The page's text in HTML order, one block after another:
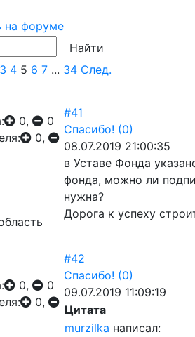
на форуме
3 4 5 6 7 ... 34 След.
0,
0
0,
#41
Спасибо! (0)
08.07.2019 21:00:35
в Уставе Фонда
фонда, можно ли
нужна?
Дорога к успеху
0,
0
0,
#42
Спасибо! (0)
09.07.2019 11:09:19
Цитата
murzilka написал: